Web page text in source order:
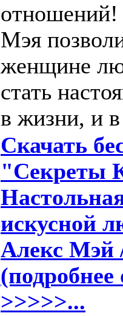
отношений!
Мэя
женщине
стать
в жизни, и
Скачать
"Секреты
искусной
Алекс Мэй
(подробнее
>>>>>...